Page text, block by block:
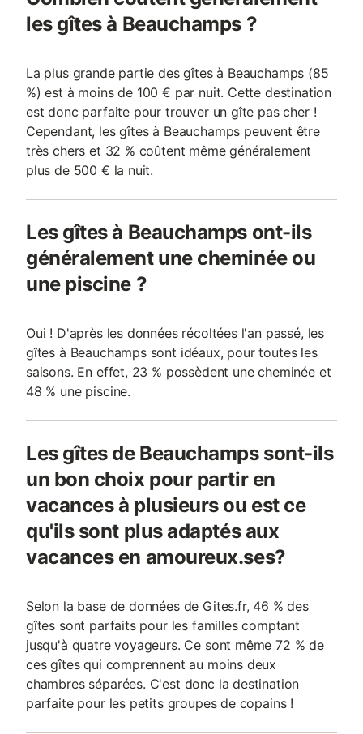
les gîtes à Beauchamps ?
La plus grande partie des gîtes à Beauchamps (85
%) est à moins de 100 € par nuit. Cette destination
est donc parfaite pour trouver un gîte pas cher !
Cependant, les gîtes à Beauchamps peuvent être
très chers et 32 % coûtent même généralement
plus de 500 € la nuit.
Les gîtes à Beauchamps ont-ils
généralement une cheminée ou
une piscine ?
Oui ! D'après les données récoltées l'an passé, les
gîtes à Beauchamps sont idéaux, pour toutes les
saisons. En effet, 23 % possèdent une cheminée et
48 % une piscine.
Les gîtes de Beauchamps sont-ils
un bon choix pour partir en
vacances à plusieurs ou est ce
qu'ils sont plus adaptés aux
vacances en amoureux.ses?
Selon la base de données de Gites.fr, 46 % des
gîtes sont parfaits pour les familles comptant
jusqu'à quatre voyageurs. Ce sont même 72 % de
ces gîtes qui comprennent au moins deux
chambres séparées. C'est donc la destination
parfaite pour les petits groupes de copains !